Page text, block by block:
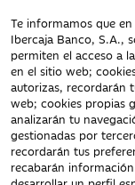
Te informamos que
Ibercaja Banco, S.A.,
permiten el acceso a
en el sitio web;
autorizas, recordarán
web; cookies propias
analizarán tu
gestionadas por
recordarán tus
recabarán
Documentación
Aviso Legal
Protección datos
personales
Tarifas y
Tablón de
Política de